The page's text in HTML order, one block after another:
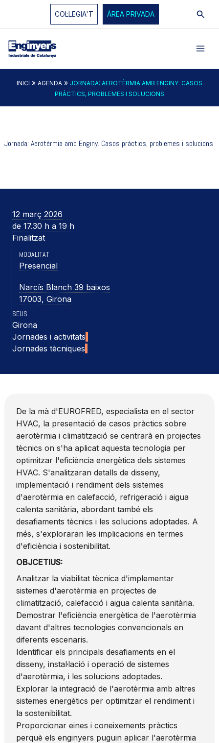
COL·LEGIA'T ÀREA PRIVADA
INICI » AGENDA » JORNADA: AEROTÈRMIA AMB ENGINY. CASOS
PRÀCTICS, PROBLEMES I SOLUCIONS
Jornada: Aerotèrmia amb Enginy. Casos pràctics, problemes i solucions
12 març 2026
de 17.30 h a 19 h
Finalitzat
MODALITAT
Presencial
Narcís Blanch 39 baixos
17003, Girona
SEUS
Girona
Jornades i activitats
Jornades tècniques
De la mà d'EUROFRED, especialista en el sector
HVAC, la presentació de casos pràctics sobre
aerotèrmia i climatització se centrarà en projectes
tècnics on s'ha aplicat aquesta tecnologia per
optimitzar l'eficiència energètica dels sistemes
HVAC. S'analitzaran detalls de disseny,
implementació i rendiment dels sistemes
d'aerotèrmia en calefacció, refrigeració i aigua
calenta sanitària, abordant també els
desafiaments tècnics i les solucions adoptades. A
més, s'exploraran les implicacions en termes
d'eficiència i sostenibilitat.
OBJCETIUS:
Analitzar la viabilitat tècnica d'implementar
sistemes d'aerotèrmia en projectes de
climatització, calefacció i aigua calenta sanitària.
Demostrar l'eficiència energètica de l'aerotèrmia
davant d'altres tecnologies convencionals en
diferents escenaris.
Identificar els principals desafiaments en el
disseny, instal·lació i operació de sistemes
d'aerotèrmia, i les solucions adoptades.
Explorar la integració de l'aerotèrmia amb altres
sistemes energètics per optimitzar el rendiment i
la sostenibilitat.
Proporcionar eines i coneixements pràctics
perquè els enginyers puguin aplicar l'aerotèrmia